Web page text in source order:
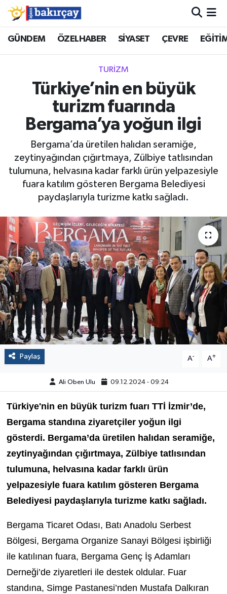
GÜNDEM ÖZELHABER SİYASET ÇEVRE
TURİZM
Türkiye’nin en büyük
turizm fuarında
Bergama’ya yoğun ilgi
Bergama’da üretilen halıdan seramiğe,
zeytinyağından çığırtmaya, Zülbiye tatlısından
tulumuna, helvasına kadar farklı ürün yelpazesiyle
fuara katılım gösteren Bergama Belediyesi
paydaşlarıyla turizme katkı sağladı.
Paylaş A- A+
Ali Oben Ulu 09.12.2024 - 09:24
Türkiye'nin en büyük turizm fuarı TTİ İzmir’de,
Bergama standına ziyaretçiler yoğun ilgi
gösterdi. Bergama’da üretilen halıdan seramiğe,
zeytinyağından çığırtmaya, Zülbiye tatlısından
tulumuna, helvasına kadar farklı ürün
yelpazesiyle fuara katılım gösteren Bergama
Belediyesi paydaşlarıyla turizme katkı sağladı.
Bergama Ticaret Odası, Batı Anadolu Serbest
Bölgesi, Bergama Organize Sanayi Bölgesi işbirliği
ile katılınan fuara, Bergama Genç İş Adamları
Derneği’de ziyaretleri ile destek oldular. Fuar
standına, Simge Pastanesi’nden Mustafa Dalkıran
İzmir Nöbetçi Eczaneler
İzmir Namaz Vakitleri
İzmir Trafik Yoğunluk Haritası
Süper Lig Puan Durumu ve Fikstür
Tüm Manşetler
Son Dakika Haberleri
Haber Arşivi